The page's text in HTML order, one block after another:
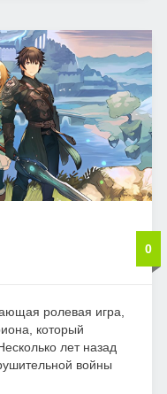
0
ролевая игра,
который
лет назад
войны